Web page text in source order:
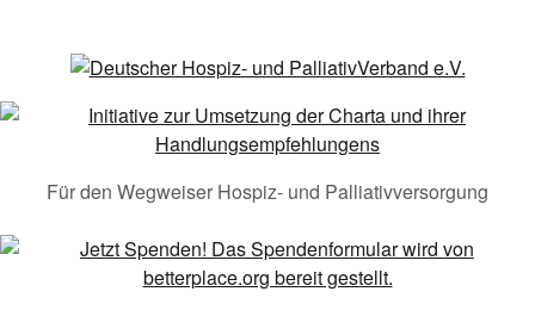
Für den Wegweiser Hospiz- und Palliativversorgung